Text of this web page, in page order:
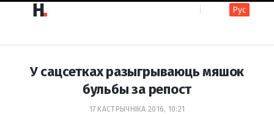
a n
Рус
У сацсетках разыгрываюць мяшок
бульбы за репост
17 КАСТРЫЧНІКА 2016, 10:21